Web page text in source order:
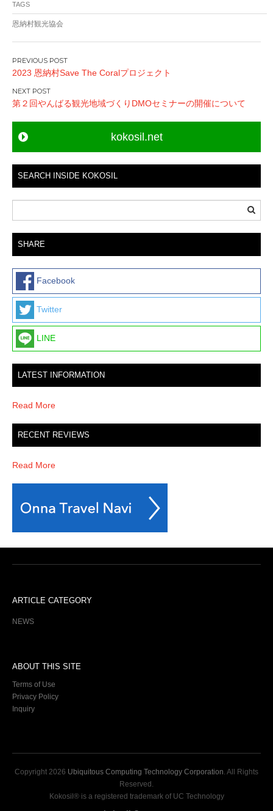
TAGS
恩納村観光協会
P
o
s
t
n
a
v
g
a
t
i
o
n
2023 恩納村Save The Coralプロジェクト
第２回やんばる観光地域づくりDMOセミナーの開催について
kokosil.net
SEARCH INSIDE KOKOSIL
SHARE
Facebook
Twitter
LINE
LATEST INFORMATION
Read More
RECENT REVIEWS
Read More
ARTICLE CATEGORY
NEWS
ABOUT THIS SITE
Terms of Use
Privacy Policy
Inquiry
Copyright 2026 Ubiquitous Computing Technology Corporation . All Rights
Reserved.
Kokosil® is a registered trademark of UC Technology